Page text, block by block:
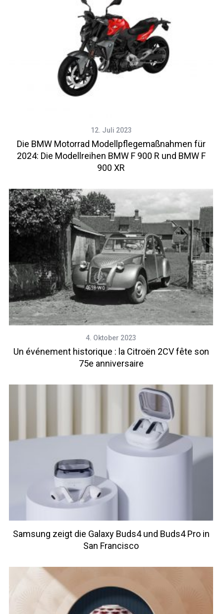
12. Juli 2023
Die BMW Motorrad Modellpflegemaßnahmen für
2024: Die Modellreihen BMW F 900 R und BMW F
900 XR
4. Oktober 2023
Un événement historique : la Citroën 2CV fête son
75e anniversaire
Samsung zeigt die Galaxy Buds4 und Buds4 Pro in
San Francisco